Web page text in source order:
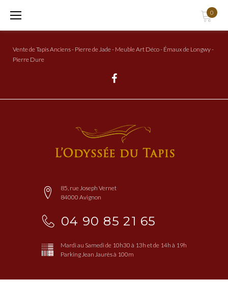
0
Vente de Tapis Anciens - Pierre de Jade - Meuble Art Déco - Émaux de Longwy -
Pierre Dure
85, rue Joseph Vernet
84000 Avignon
04 90 85 21 65
Mardi au Samedi de 10h30 à 13h et de 14h à 19h
Parking Jean Jaurès à 100m